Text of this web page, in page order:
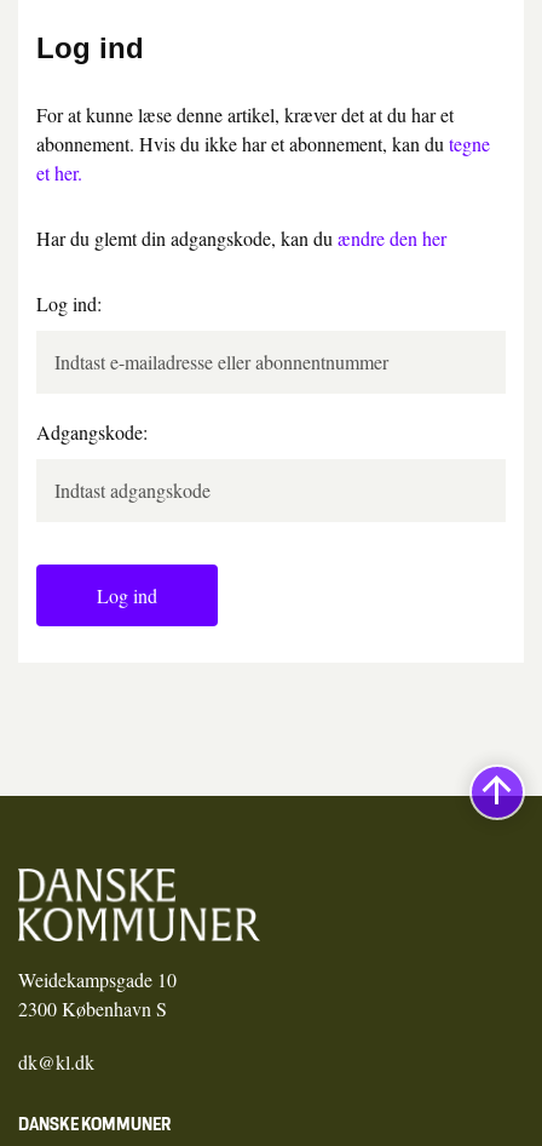
Log ind
For at kunne læse denne artikel, kræver det at du har et
abonnement. Hvis du ikke har et abonnement, kan du tegne
et her.
Har du glemt din adgangskode, kan du ændre den her
Log ind:
Adgangskode:
Log ind
Weidekampsgade 10
2300 København S
dk@kl.dk
DANSKE KOMMUNER